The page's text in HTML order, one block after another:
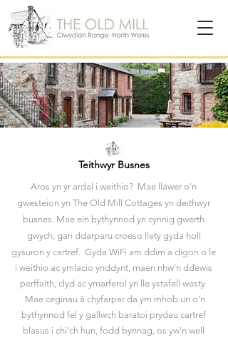
Teithwyr Busnes
Aros yn yr ardal i weithio? Mae llawer o'n
gwesteion yn The Old Mill Cottages yn deithwyr
busnes. Mae ein bythynnod yn cynnig gwerth
gwych, gan ddarparu croeso
llety gyda holl
gysuron y cartref. Gyda WiFi am ddim a digon o le
i weithio ac ymlacio ynddynt, maen nhw'n ddewis
perffaith, clyd ac ymarferol yn lle ystafell westy.
Mae ceginau â chyfarpar da ym mhob un o'n
bythynnod fel y gallwch baratoi prydau cartref
blasus i chi'ch hun, fodd bynnag, os yw'n well